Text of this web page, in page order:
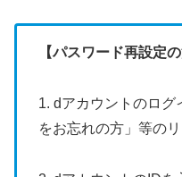
【パスワード再設定の
1. dアカウントのログ
をお忘れの方」等の